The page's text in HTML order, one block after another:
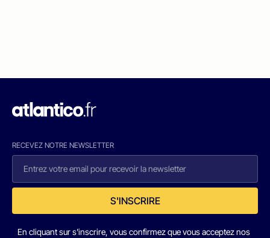
RECEVEZ NOTRE NEWSLETTER
S'INSCRIRE
En cliquant sur s'inscrire, vous confirmez que vous acceptez nos